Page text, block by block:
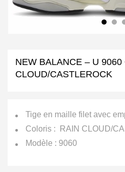
NEW BALANCE – U 9060
CLOUD/CASTLEROCK
Tige en maille filet avec
Coloris :
RAIN CLOUD/
Modèle : 9060